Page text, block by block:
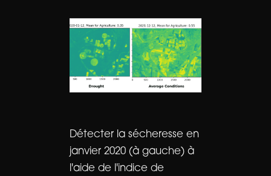
Détecter la sécheresse en
janvier 2020 (à gauche) à
l'aide de l'indice de